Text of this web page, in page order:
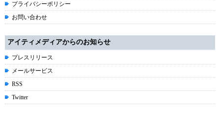
プライバシーポリシー
お問い合わせ
アイティメディアからのお知らせ
プレスリリース
メールサービス
RSS
Twitter